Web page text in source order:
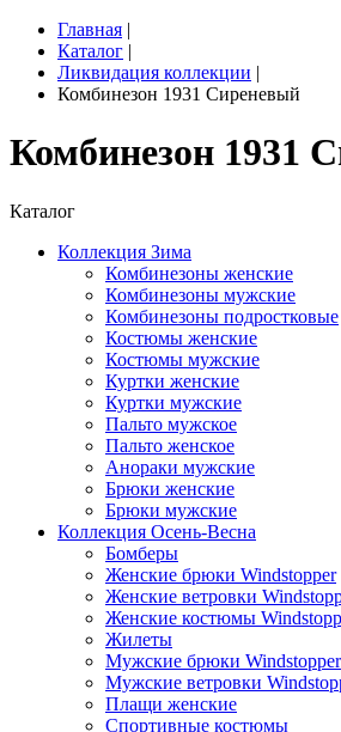
Главная |
Каталог |
Ликвидация коллекции |
Комбинезон 1931 Сиреневый
Комбинезон 1931
Каталог
Коллекция Зима
Комбинезоны женские
Комбинезоны мужские
Комбинезоны подростковые
Костюмы женские
Костюмы мужские
Куртки женские
Куртки мужские
Пальто мужское
Пальто женское
Анораки мужские
Брюки женские
Брюки мужские
Коллекция Осень-Весна
Бомберы
Женские брюки Windstopper
Женские ветровки
Женские костюмы
Жилеты
Мужские брюки Windstopper
Мужские ветровки
Плащи женские
Спортивные костюмы